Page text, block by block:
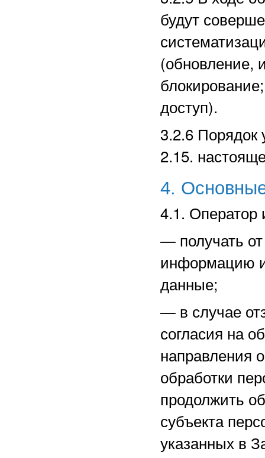
будут
(обновление,
доступ).
3.2.6 Порядок
2.15.
4.
4.1. Оператор
— получать
информацию
данные;
— в случае
согласия на
направления
обработки
продолжить
субъекта
указанных в